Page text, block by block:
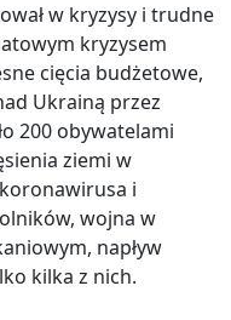
w kryzysy i trudne
kryzysem
cięcia budżetowe,
Ukrainą przez
200 obywatelami
ziemi w
i
wojna w
napływ
kilka z nich.